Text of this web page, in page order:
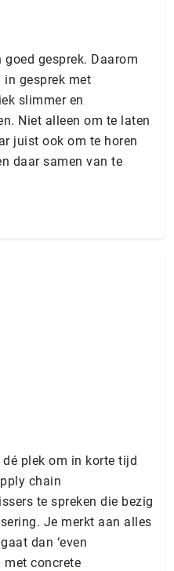
gesprek. Daarom
in gesprek met
slimmer en
Niet alleen om te laten
juist ook om te horen
daar samen van te
plek om in korte tijd
chain
te spreken die bezig
Je merkt aan alles
dan ‘even
met concrete